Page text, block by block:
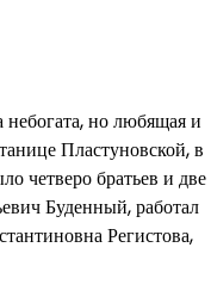
но любящая и
Пластуновской, в
четверо братьев и две
Буденный, работал
Регистова,